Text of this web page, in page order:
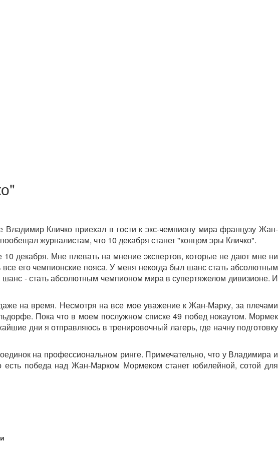
Кличко приехал в гости к экс-чемпиону мира французу Жан-
журналистам, что 10 декабря станет "концом эры Кличко".
декабря. Мне плевать на мнение экспертов, которые не дают мне ни
его чемпионские пояса. У меня некогда был шанс стать абсолютным
- стать абсолютным чемпионом мира в супертяжелом дивизионе. И
на время. Несмотря на все мое уважение к Жан-Марку, за плечами
Пока что в моем послужном списке 49 побед нокаутом. Мормек
дни я отправляюсь в тренировочный лагерь, где начну подготовку
на профессиональном ринге. Примечательно, что у Владимира и
победа над Жан-Марком Мормеком станет юбилейной, сотой для